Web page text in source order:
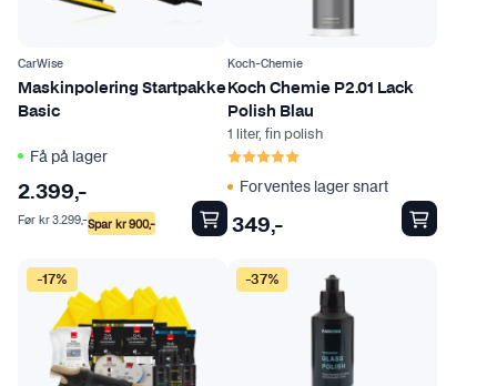
i
v
e
n
e
k
a
CarWise
Maskinpolering Startpakke
Basic
Få på lager
2.399,-
Spar kr900,-
Før kr3.299,-
Koch-Chemie
Koch Chemie P2.01 Lack
Polish Blau
1 liter, fin polish
Karakter:
Forventes lager snart
349,-
-17% -37%